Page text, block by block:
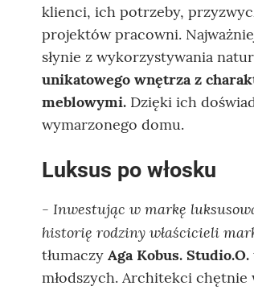
klienci, ich potrzeby,
projektów pracowni.
słynie z wykorzystywania
unikatowego wnętrza z
meblowymi. Dzięki ich
wymarzonego domu.
Luksus po włosku
- Inwestując w markę
historię rodziny właścicieli
tłumaczy Aga Kobus. Studio.O.
młodszych. Architekci chętnie